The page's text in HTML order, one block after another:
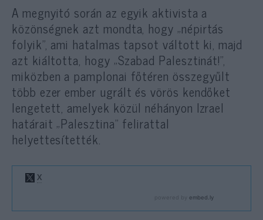
A megnyitó során az egyik aktivista a
közönségnek azt mondta, hogy „népirtás
folyik”, ami hatalmas tapsot váltott ki, majd
azt kiáltotta, hogy „Szabad Palesztinát!”,
miközben a pamplonai főtéren összegyűlt
több ezer ember ugrált és vörös kendőket
lengetett, amelyek közül néhányon Izrael
határait „Palesztina” felirattal
helyettesítették.